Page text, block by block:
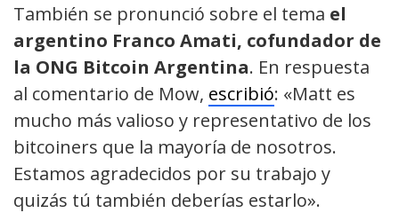
También se pronunció sobre el tema el
argentino Franco Amati, cofundador de
la ONG Bitcoin Argentina. En respuesta
al comentario de Mow, escribió: «Matt es
mucho más valioso y representativo de los
bitcoiners que la mayoría de nosotros.
Estamos agradecidos por su trabajo y
quizás tú también deberías estarlo».